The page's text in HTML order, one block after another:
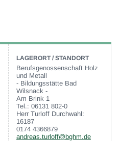
LAGERORT / STANDORT
Berufsgenossenschaft Holz
und Metall
- Bildungsstätte Bad
Wilsnack -
Am Brink 1
Tel.: 06131 802-0
Herr Turloff Durchwahl:
16187
0174 4366879
andreas.turloff@bghm.de